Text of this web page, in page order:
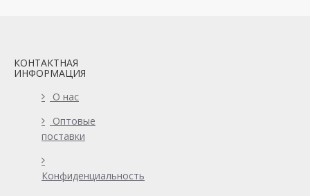
КОНТАКТНАЯ
ИНФОРМАЦИЯ
О нас
Оптовые
поставки
Конфиденциальность